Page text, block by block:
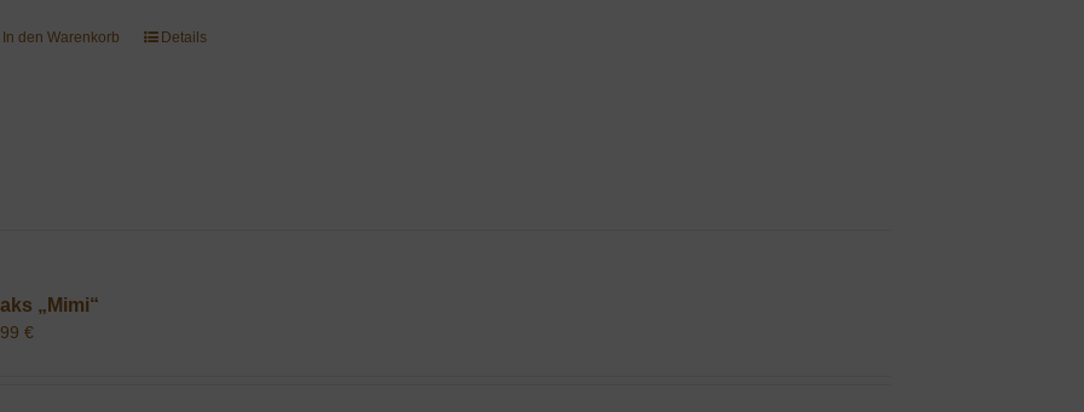
In den Warenkorb Details
„Mimi“
€